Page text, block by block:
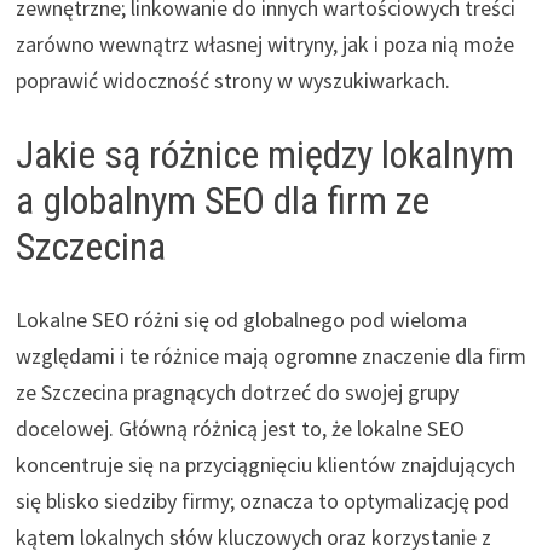
zewnętrzne; linkowanie do innych wartościowych treści
zarówno wewnątrz własnej witryny, jak i poza nią może
poprawić widoczność strony w wyszukiwarkach.
Jakie są różnice między lokalnym
a globalnym SEO dla firm ze
Szczecina
Lokalne SEO różni się od globalnego pod wieloma
względami i te różnice mają ogromne znaczenie dla firm
ze Szczecina pragnących dotrzeć do swojej grupy
docelowej. Główną różnicą jest to, że lokalne SEO
koncentruje się na przyciągnięciu klientów znajdujących
się blisko siedziby firmy; oznacza to optymalizację pod
kątem lokalnych słów kluczowych oraz korzystanie z